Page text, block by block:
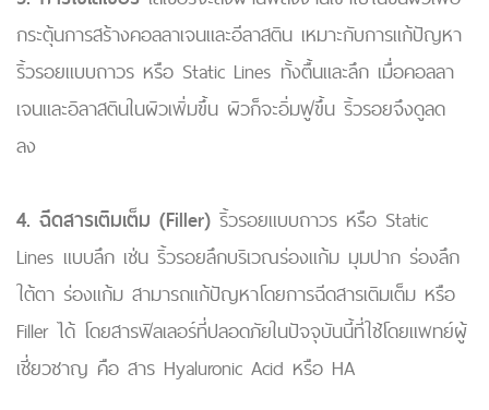
กระตุ้นการสร้างคอลลาเจนและอีลาสติน เหมาะกับการแก้ปัญหา
ริ้วรอยแบบถาวร หรือ Static Lines ทั้งตื้นและลึก เมื่อคอลลา
เจนและอิลาสตินในผิวเพิ่มขึ้น ผิวก็จะอิ่มฟูขึ้น ริ้วรอยจึงดูลด
ลง
4. ฉีดสารเติมเต็ม (Filler) ริ้วรอยแบบถาวร หรือ Static
Lines แบบลึก เช่น ริ้วรอยลึกบริเวณร่องแก้ม มุมปาก ร่องลึก
ใต้ตา ร่องแก้ม สามารถแก้ปัญหาโดยการฉีดสารเติมเต็ม หรือ
Filler ได้ โดยสารฟิลเลอร์ที่ปลอดภัยในปัจจุบันนี้ที่ใช้โดยแพทย์ผู้
เชี่ยวชาญ คือ สาร Hyaluronic Acid หรือ HA